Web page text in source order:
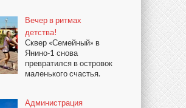
Вечер в ритмах
детства!
Сквер «Семейный» в
Янино‑1 снова
превратился в островок
маленького счастья.
Администрация